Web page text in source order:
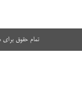
تمام حقوق